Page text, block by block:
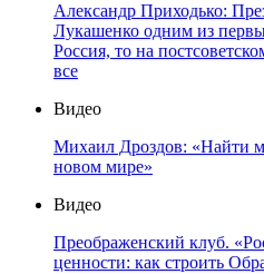
Александр Приходько:
Лукашенко одним из
Россия, то на
все
Видео
Михаил Дроздов: «Найти
новом мире»
Видео
Преображенский клуб.
ценности: как строить